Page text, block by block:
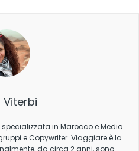
Viterbi
in Marocco e Medio
e Copywriter. Viaggiare è la